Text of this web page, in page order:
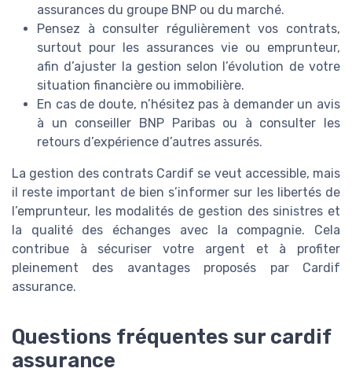
assurances du groupe BNP ou du marché.
Pensez à consulter régulièrement vos contrats,
surtout pour les assurances vie ou emprunteur,
afin d’ajuster la gestion selon l’évolution de votre
situation financière ou immobilière.
En cas de doute, n’hésitez pas à demander un avis
à un conseiller BNP Paribas ou à consulter les
retours d’expérience d’autres assurés.
La gestion des contrats Cardif se veut accessible, mais
il reste important de bien s’informer sur les libertés de
l’emprunteur, les modalités de gestion des sinistres et
la qualité des échanges avec la compagnie. Cela
contribue à sécuriser votre argent et à profiter
pleinement des avantages proposés par Cardif
assurance.
Questions fréquentes sur cardif
assurance